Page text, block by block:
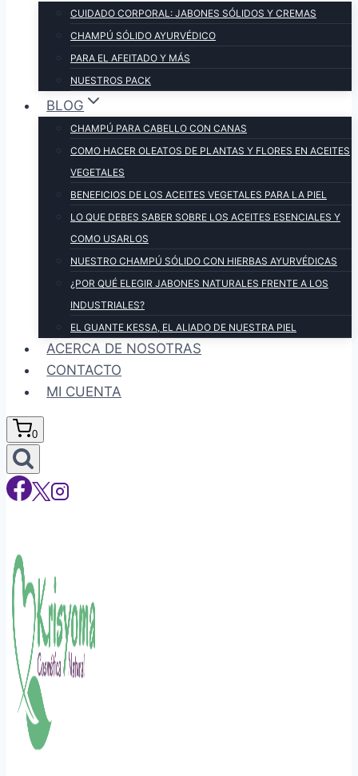
CUIDADO CORPORAL: JABONES SÓLIDOS Y CREMAS
CHAMPÚ SÓLIDO AYURVÉDICO
PARA EL AFEITADO Y MÁS
NUESTROS PACK
BLOG
CHAMPÚ PARA CABELLO CON CANAS
COMO HACER OLEATOS DE PLANTAS Y FLORES EN ACEITES
VEGETALES
BENEFICIOS DE LOS ACEITES VEGETALES PARA LA PIEL
LO QUE DEBES SABER SOBRE LOS ACEITES ESENCIALES Y
COMO USARLOS
NUESTRO CHAMPÚ SÓLIDO CON HIERBAS AYURVÉDICAS
¿POR QUÉ ELEGIR JABONES NATURALES FRENTE A LOS
INDUSTRIALES?
EL GUANTE KESSA, EL ALIADO DE NUESTRA PIEL
ACERCA DE NOSOTRAS
CONTACTO
MI CUENTA
0